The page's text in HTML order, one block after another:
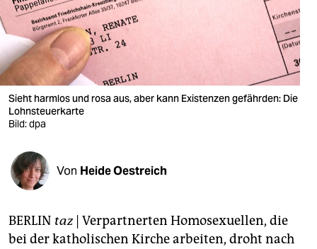
wahrheit
verlag
verlag
veranstaltungen
shop
fragen & hilfe
unterstützen
genossenschaft
Sieht harmlos und rosa aus, aber kann Existenzen gefährden: Die
Lohnsteuerkarte
Bild: dpa
Von Heide Oestreich
BERLIN taz | Verpartnerten Homosexuellen, die
bei der katholischen Kirche arbeiten, droht nach